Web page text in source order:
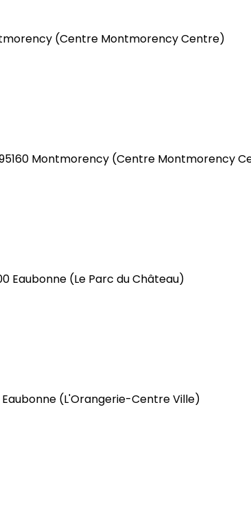
(Centre Montmorency Centre)
Montmorency (Centre Montmorency
Eaubonne (Le Parc du Château)
(L'Orangerie-Centre Ville)